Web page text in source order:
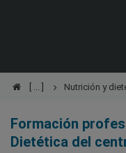
Nutrición y
Formación
Dietética del